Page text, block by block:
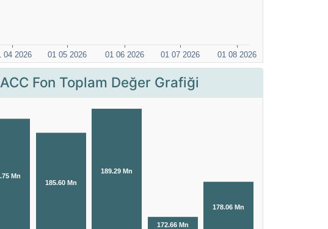
ACC Fon Toplam Değer Grafiği